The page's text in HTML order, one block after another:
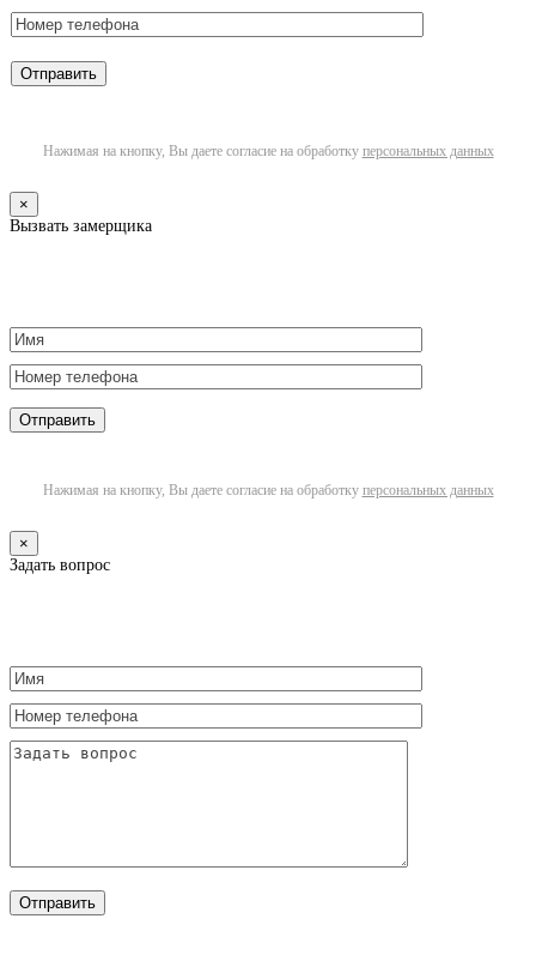
Нажимая на кнопку, Вы даете согласие на обработку персональных данных
×
Вызвать замерщика
Нажимая на кнопку, Вы даете согласие на обработку персональных данных
×
Задать вопрос